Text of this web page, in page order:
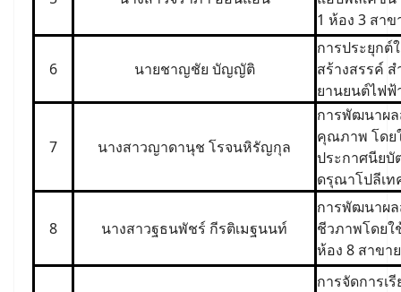
1 ห้อง 3 สา
6 นายชาญชัย บัญญัติ
การประยุกต์
สร้างสรรค์
ยานยนต์ไฟฟ้
7 นางสาวญาดานุช โรจนหิรัญกุล
การพัฒนาผล
คุณภาพ โดย
ประกาศนียบั
ดรุณาโปลีเ
8 นางสาวฐธนพัชร์ กีรติเมฐนนท์
การพัฒนาผล
ชีวภาพโดยใ
ห้อง 8 สาขา
การจัดการเ